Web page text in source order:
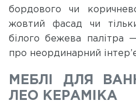
бордового чи
жовтий фасад чи
білого бежева палітра
про неординарний
МЕБЛІ ДЛЯ
ЛЕО КЕРАМІКА